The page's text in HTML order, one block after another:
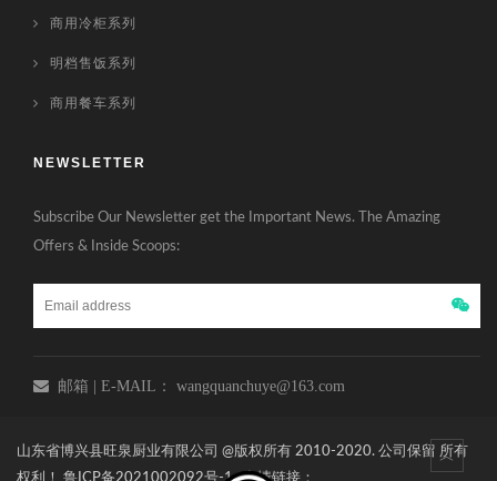
商用冷柜系列
明档售饭系列
商用餐车系列
NEWSLETTER
Subscribe Our Newsletter get the Important News. The Amazing
Offers & Inside Scoops:
邮箱 | E-MAIL： wangquanchuye@163.com
山东省博兴县旺泉厨业有限公司 @版权所有 2010-2020. 公司保留 所有